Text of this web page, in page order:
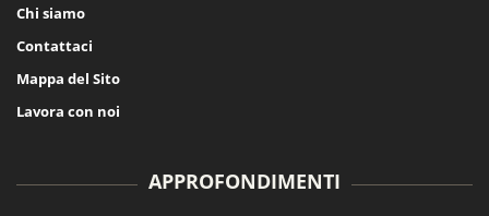
Chi siamo
Contattaci
Mappa del Sito
Lavora con noi
APPROFONDIMENTI